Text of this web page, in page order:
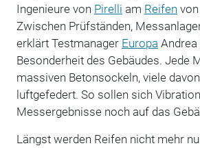
Ingenieure von Pirelli am Reifen
Zwischen Prüfständen,
erklärt Testmanager Europa
Besonderheit des Gebäudes. Jede
massiven Betonsockeln, viele
luftgefedert. So sollen sich
Messergebnisse noch auf das
Längst werden Reifen nicht mehr